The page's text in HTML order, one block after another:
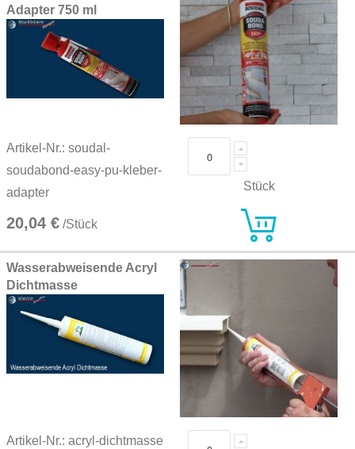
Adapter 750 ml
Artikel-Nr.: soudal-
soudabond-easy-pu-kleber-
adapter
20,04 € /Stück
Stück
Wasserabweisende Acryl
Dichtmasse
Artikel-Nr.: acryl-dichtmasse